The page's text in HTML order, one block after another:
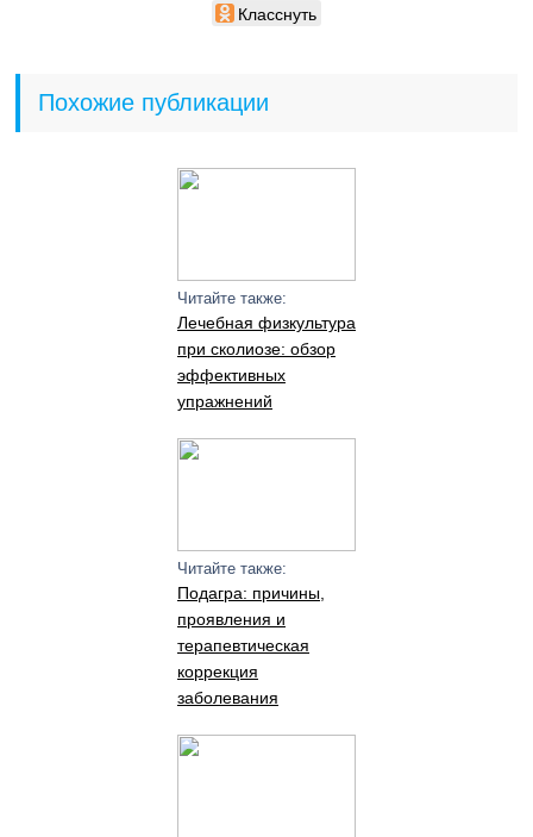
Класснуть
Похожие публикации
Читайте также:
Лечебная физкультура
при сколиозе: обзор
эффективных
упражнений
Читайте также:
Подагра: причины,
проявления и
терапевтическая
коррекция
заболевания